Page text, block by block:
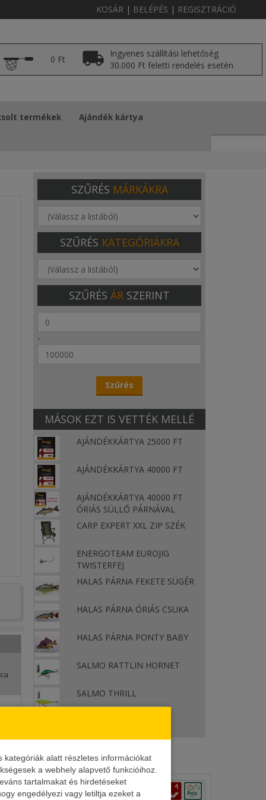
kategóriák alatt részletes információkat
a webhely alapvető funkcióihoz.
tartalmakat és hirdetéseket
engedélyezi vagy letiltja ezeket a
KOSÁR | BELÉPÉS | REGISZTRÁCIÓ
0 Ft
Ingyenes szállítási lehetőség
30.000 Ft feletti rendelés esetén
termékek Ajándék kártya
SZŰRÉS MÁRKÁKRA
SZŰRÉS KATEGÓRIÁKRA
SZŰRÉS ÁR SZERINT
-
MÁSOK EZT IS VETTÉK MELLÉ
AJÁNDÉKKÁRTYA 25000 FT
AJÁNDÉKKÁRTYA 40000 FT
AJÁNDÉKKÁRTYA 40000 FT
ÓRIÁS SÜLLŐ PÁRNÁVAL
CARP EXPERT XXL ZIP SZÉK
ENERGOTEAM EUROJIG
TWISTERFEJ
HALAS PÁRNA FEKETE SÜGÉR
HALAS PÁRNA ÓRIÁS CSUKA
HALAS PÁRNA PONTY BABY
SALMO RATTLIN HORNET
SALMO THRILL